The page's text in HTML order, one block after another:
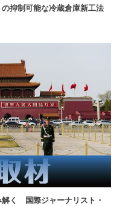
抑制可能な冷蔵倉庫新工法
解く 国際ジャーナリスト・